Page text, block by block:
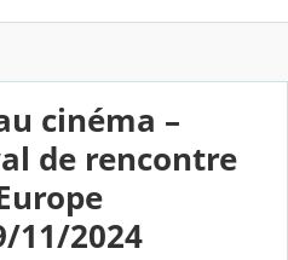
cinéma –
de rencontre
11/2024